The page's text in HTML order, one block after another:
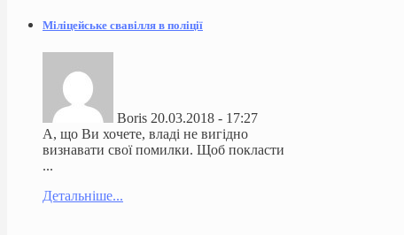
Міліцейське свавілля в поліції
Boris 20.03.2018 - 17:27
А, що Ви хочете, владі не вигідно
визнавати свої помилки. Щоб покласти
...
Детальніше...